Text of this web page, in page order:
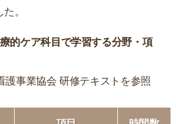
。
的ケア科目で学習する分野・項
護事業協会 研修テキストを参照